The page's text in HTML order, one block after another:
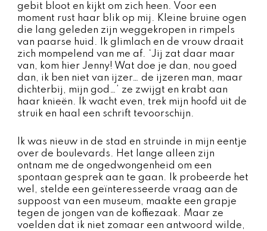
gebit bloot en kijkt om zich heen. Voor een
moment rust haar blik op mij. Kleine bruine ogen
die lang geleden zijn weggekropen in rimpels
van paarse huid. Ik glimlach en de vrouw draait
zich mompelend van me af. ‘Jij zat daar maar
van, kom hier Jenny! Wat doe je dan, nou goed
dan, ik ben niet van ijzer… de ijzeren man, maar
dichterbij, mijn god…’ ze zwijgt en krabt aan
haar knieën. Ik wacht even, trek mijn hoofd uit de
struik en haal een schrift tevoorschijn.
Ik was nieuw in de stad en struinde in mijn eentje
over de boulevards. Het lange alleen zijn
ontnam me de ongedwongenheid om een
spontaan gesprek aan te gaan. Ik probeerde het
wel, stelde een geïnteresseerde vraag aan de
suppoost van een museum, maakte een grapje
tegen de jongen van de koffiezaak. Maar ze
voelden dat ik niet zomaar een antwoord wilde,